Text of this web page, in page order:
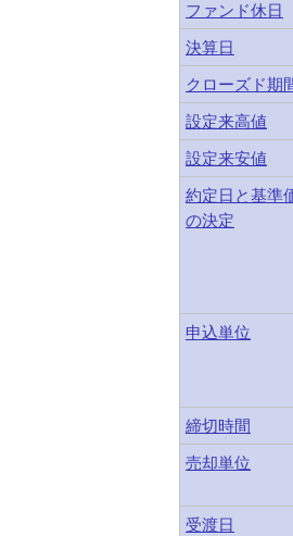
ファンド休日
決算日
クローズド期
設定来高値
設定来安値
約定日と基準
の決定
申込単位
締切時間
売却単位
受渡日